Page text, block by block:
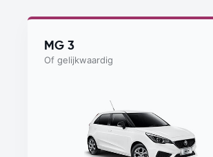
MG 3
Of gelijkwaardig